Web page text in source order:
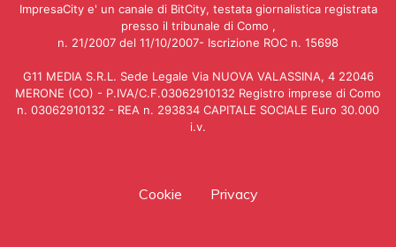
ImpresaCity e' un canale di BitCity, testata giornalistica registrata
presso il tribunale di Como ,
n. 21/2007 del 11/10/2007- Iscrizione ROC n. 15698
G11 MEDIA S.R.L. Sede Legale Via NUOVA VALASSINA, 4 22046
MERONE (CO) - P.IVA/C.F.03062910132 Registro imprese di Como
n. 03062910132 - REA n. 293834 CAPITALE SOCIALE Euro 30.000
i.v.
Cookie Privacy